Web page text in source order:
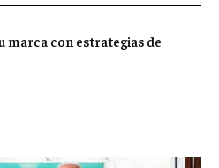
marca con estrategias de